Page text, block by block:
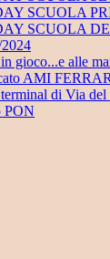
SCUOLA
SCUOLA
gioco...e alle
AMI
di Via
PON